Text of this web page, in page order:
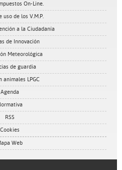
On-Line.
uso de los V.M.P.
a la Ciudadanía
de Innovación
Meteorológica
de guardia
animales LPGC
Agenda
RSS
Cookies
Web